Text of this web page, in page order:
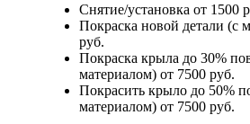
Снятие/установка от 1500
Покраска новой детали (с
руб.
Покраска крыла до 30%
материалом) от 7500 руб.
Покрасить крыло до 50%
материалом) от 7500 руб.